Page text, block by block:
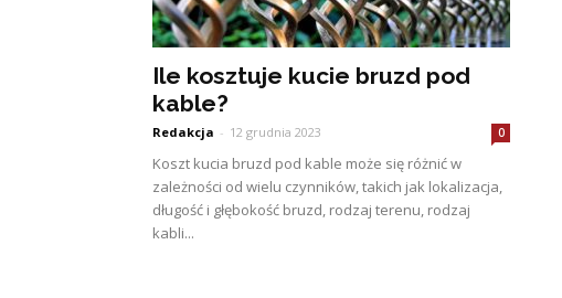
Ile kosztuje kucie bruzd pod
kable?
Redakcja - 12 grudnia 2023 0
Koszt kucia bruzd pod kable może się różnić w
zależności od wielu czynników, takich jak lokalizacja,
długość i głębokość bruzd, rodzaj terenu, rodzaj
kabli...